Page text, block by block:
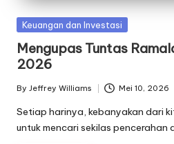
Posted
Keuangan dan Investasi
Mengupas Tuntas
2026
Posted
by
By Jeffrey Williams Mei 10, 2026
Setiap harinya, kebanyakan dari
untuk mencari sekilas